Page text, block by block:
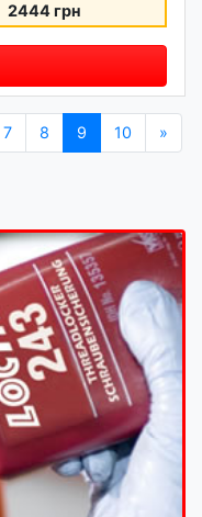
2444 грн
7 8 9 10 »